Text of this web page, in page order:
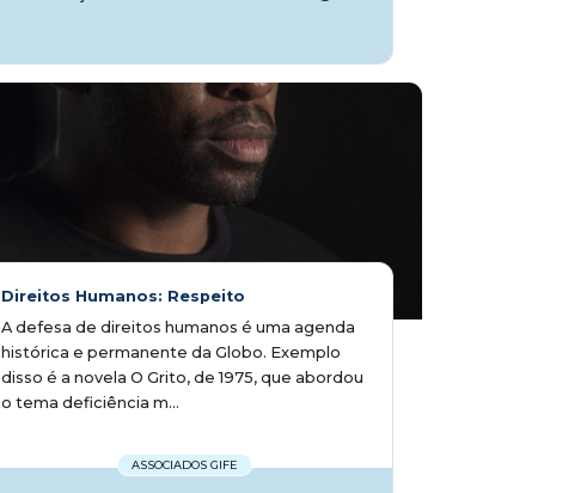
Direitos Humanos: Respeito
A defesa de direitos humanos é uma agenda
histórica e permanente da Globo. Exemplo
disso é a novela O Grito, de 1975, que abordou
o tema deficiência m...
ASSOCIADOS GIFE